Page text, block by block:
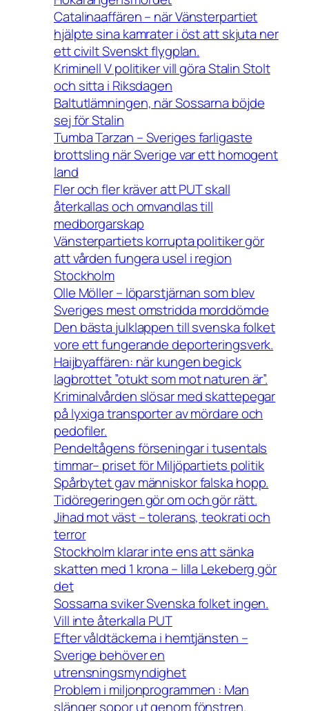
Catalinaaffären – när Vänsterpartiet
hjälpte sina kamrater i öst att skjuta ner
ett civilt Svenskt flygplan.
Kriminell V politiker vill göra Stalin Stolt
och sitta i Riksdagen
Baltutlämningen, när Sossarna böjde
sej för Stalin
Tumba Tarzan – Sveriges farligaste
brottsling när Sverige var ett homogent
land
Fler och fler kräver att PUT skall
återkallas och omvandlas till
medborgarskap
Vänsterpartiets korrupta politiker gör
att vården fungera usel i region
Stockholm
Olle Möller – löparstjärnan som blev
Sveriges mest omstridda morddömde
Den bästa julklappen till svenska folket
vore ett fungerande deporteringsverk.
Haijbyaffären: när kungen begick
lagbrottet ”otukt som mot naturen är”.
Kriminalvården slösar med skattepegar
på lyxiga transporter av mördare och
pedofiler.
Pendeltågens förseningar i tusentals
timmar– priset för Miljöpartiets politik
Spårbytet gav människor falska hopp.
Tidöregeringen gör om och gör rätt.
Jihad mot väst – tolerans, teokrati och
terror
Stockholm klarar inte ens att sänka
skatten med 1 krona – lilla Lekeberg gör
det
Sossarna sviker Svenska folket ingen.
Vill inte återkalla PUT
Efter våldtäckerna i hemtjänsten –
Sverige behöver en
utrensningsmyndighet
Problem i miljonprogrammen : Man
slänger sopor ut genom fönstren.